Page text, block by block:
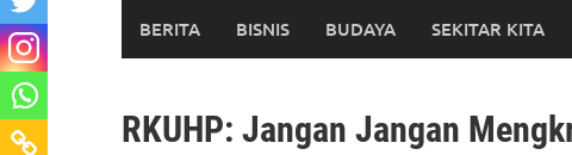
BERITA BISNIS BUDAYA SEKITAR KITA
RKUHP: Jangan Jangan